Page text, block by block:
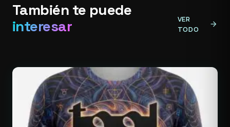
También te puede
interesar
VER
TODO
arrow_forward